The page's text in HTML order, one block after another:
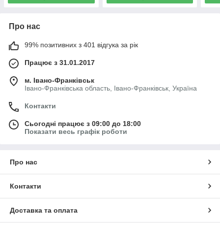
Про нас
99% позитивних з 401 відгука за рік
Працює з 31.01.2017
м. Івано-Франківськ
Івано-Франківська область, Івано-Франківськ, Україна
Контакти
Сьогодні працює з 09:00 до 18:00
Показати весь графік роботи
Про нас
Контакти
Доставка та оплата